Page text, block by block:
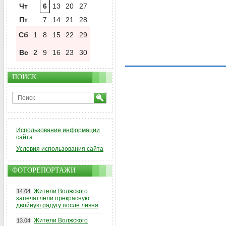
Чт 6 13 20
27
Пт
7 14 21
28
Сб
1 8 15 22 29
Вс 2 9 16 23 30
ПОИСК
Использование информации
сайта
Условия использования сайта
ФОТОРЕПОРТАЖИ
14.04 Жители Волжского
запечатлели прекрасную
двойную радугу после ливня
13.04 Жители Волжского